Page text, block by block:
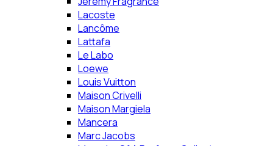
Lacoste
Lancôme
Lattafa
Le Labo
Loewe
Louis Vuitton
Maison Crivelli
Maison Margiela
Mancera
Marc Jacobs